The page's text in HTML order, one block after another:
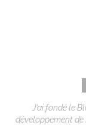
J’ai fondé le
développement de